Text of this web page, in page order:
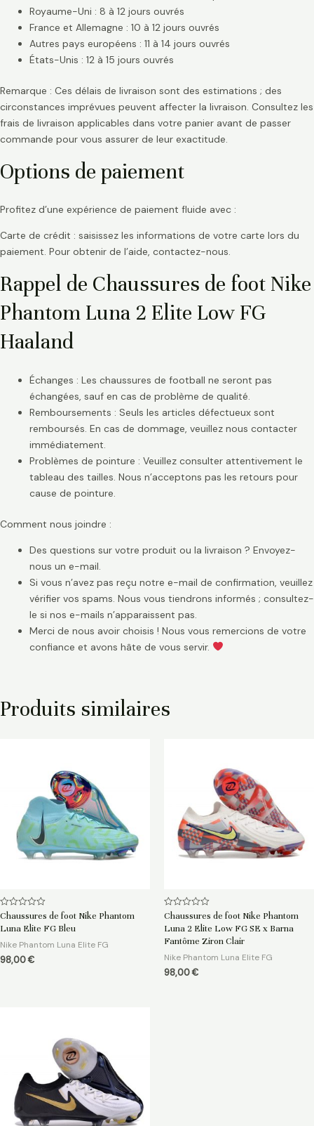
Royaume-Uni : 8 à 12 jours ouvrés
France et Allemagne : 10 à 12 jours ouvrés
Autres pays européens : 11 à 14 jours ouvrés
États-Unis : 12 à 15 jours ouvrés
Remarque : Ces délais de livraison sont des estimations ; des
circonstances imprévues peuvent affecter la livraison. Consultez les
frais de livraison applicables dans votre panier avant de passer
commande pour vous assurer de leur exactitude.
Options de paiement
Profitez d’une expérience de paiement fluide avec :
Carte de crédit : saisissez les informations de votre carte lors du
paiement. Pour obtenir de l’aide, contactez-nous.
Rappel de Chaussures de foot Nike
Phantom Luna 2 Elite Low FG
Haaland
Échanges : Les chaussures de football ne seront pas
échangées, sauf en cas de problème de qualité.
Remboursements : Seuls les articles défectueux sont
remboursés. En cas de dommage, veuillez nous contacter
immédiatement.
Problèmes de pointure : Veuillez consulter attentivement le
tableau des tailles. Nous n’acceptons pas les retours pour
cause de pointure.
Comment nous joindre :
Des questions sur votre produit ou la livraison ? Envoyez-
nous un e-mail.
Si vous n’avez pas reçu notre e-mail de confirmation, veuillez
vérifier vos spams. Nous vous tiendrons informés ; consultez-
le si nos e-mails n’apparaissent pas.
Merci de nous avoir choisis ! Nous vous remercions de votre
confiance et avons hâte de vous servir.
Produits similaires
Note
sur
Chaussures de foot Nike Phantom
Luna Elite FG Bleu
Nike Phantom Luna Elite FG
98,00€
Note
sur
5
Chaussures de foot Nike Phantom
Luna 2 Elite Low FG SE x Barna
Fantôme Ziron Clair
Nike Phantom Luna Elite FG
98,00€